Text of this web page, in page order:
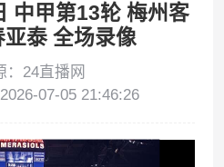
中甲第13轮 梅州客
亚泰 全场录像
：24直播网
07-05 21:46:26